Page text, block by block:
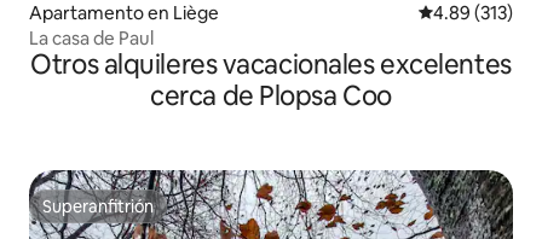
Apartamento en Liège Calificación
4.89 (313)
La casa de Paul
Otros alquileres vacacionales excelentes
cerca de Plopsa Coo
Superanfitrión
Superanfitrión